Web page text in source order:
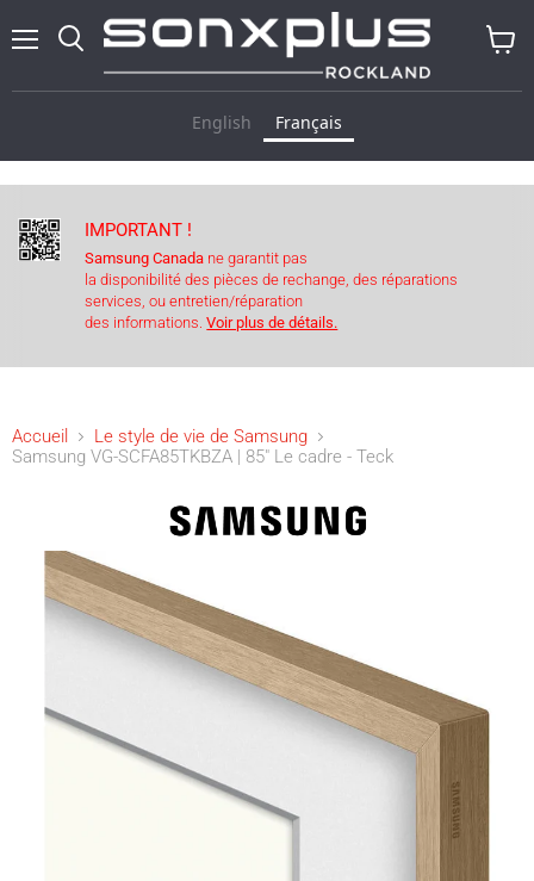
English Français
IMPORTANT !
Samsung Canada ne garantit pas
la disponibilité des pièces de rechange, des réparations
services, ou entretien/réparation
des informations.Voir plus de détails.
Accueil
Le style de vie de Samsung
Samsung VG-SCFA85TKBZA | 85" Le cadre - Teck